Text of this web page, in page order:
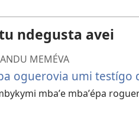
ndegusta avei
MEMÉVA
oguerovia umi testígo
mbaʼe mbaʼépa